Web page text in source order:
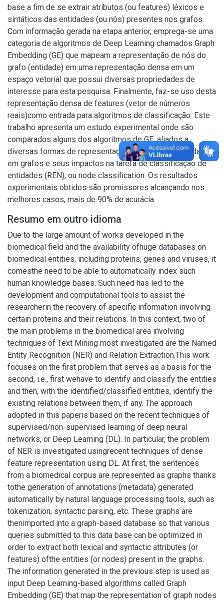
base a fim de se extrair atributos (ou features) léxicos e
sintáticos das entidades (ou nós) presentes nos grafos.
Com informação gerada na etapa anterior, emprega-se uma
categoria de algoritmos de Deep Learning chamados Graph
Embedding (GE) que mapeam a representação de nós do
grafo (entidade) em uma representação densa em um
espaço vetorial que possui diversas propriedades de
interesse para esta pesquisa. Finalmente, faz-se uso desta
representação densa de features (vetor de números
reais)como entrada para algoritmos de classificação. Este
trabalho apresenta um estudo experimental onde são
comparados alguns dos algoritmos de GE, aliados a
diversas formas de representação das frases baseadas
em grafos e seus impactos na tarefa de classificação de
entidades (REN), ou node classification. Os resultados
experimentais obtidos são promissores alcançando nos
melhores casos, mais de 90% de acurácia.
Resumo em outro idioma
Due to the large amount of works developed in the
biomedical field and the availability ofhuge databases on
biomedical entities, including proteins, genes and viruses, it
comesthe need to be able to automatically index such
human knowledge bases. Such need has led to the
development and computational tools to assist the
researcherin the recovery of specific information involving
certain proteins and their relations. In this context, two of
the main problems in the biomedical area involving
techniques of Text Mining most investigated are the Named
Entity Recognition (NER) and Relation Extraction.This work
focuses on the first problem that serves as a basis for the
second, i.e., first wehave to identify and classify the entities
and then, with the identified/classified entities, identify the
existing relations between them, if any. The approach
adopted in this paperis based on the recent techniques of
supervised/non-supervised learning of deep neural
networks, or Deep Learning (DL). In particular, the problem
of NER is investigated usingrecent techniques of dense
feature representation using DL. At first, the sentences
from a biomedical corpus are represented as graphs thanks
tothe generation of annotations (metadata) generated
automatically by natural language processing tools, such as
tokenization, syntactic parsing, etc. These graphs are
thenimported into a graph-based database so that various
queries submitted to this data base can be optimized in
order to extract both lexical and syntactic attributes (or
features) ofthe entities (or nodes) present in the graphs.
The information generated in the previous step is used as
input Deep Learning-based algorithms called Graph
Embedding (GE) that map the representation of graph nodes